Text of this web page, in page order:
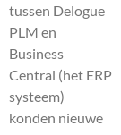
tussen Delogue
PLM en
Business
Central (het ERP
systeem)
konden nieuwe